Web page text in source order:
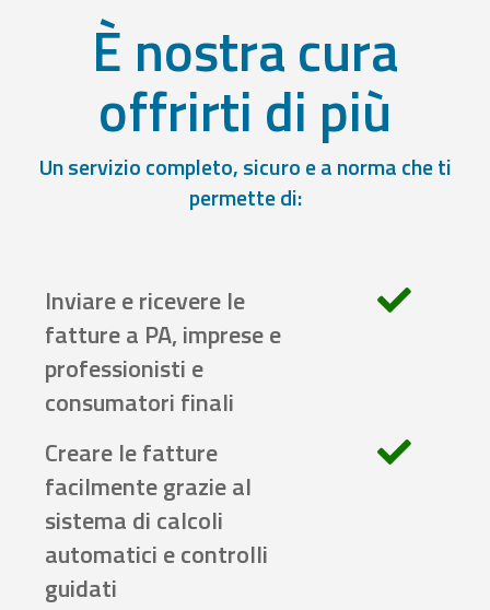
È nostra cura
offrirti di più
Un servizio completo, sicuro e a norma che ti
permette di:
Inviare e ricevere le
fatture a PA, imprese e
professionisti e
consumatori finali
Creare le fatture
facilmente grazie al
sistema di calcoli
automatici e controlli
guidati